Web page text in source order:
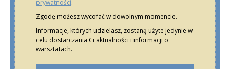
prywatności.
Zgodę możesz wycofać w dowolnym momencie.
Informacje, których udzielasz, zostaną użyte jedynie w
celu dostarczania Ci aktualności i informacji o
warsztatach.